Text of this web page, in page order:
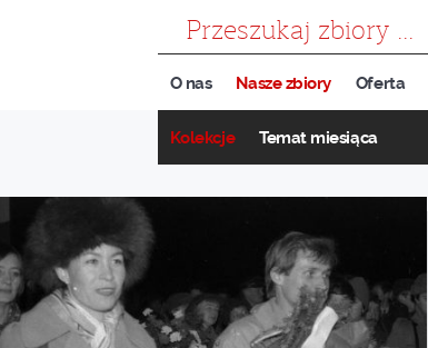
O nas Nasze zbiory
Kolekcje Temat miesiąca
Oferta